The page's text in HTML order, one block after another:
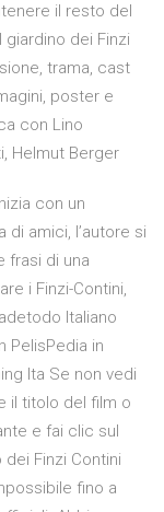
il resto del
giardino dei Finzi
trama, cast
poster e
con Lino
Helmut Berger
con un
amici, l’autore si
frasi di una
i Finzi-Contini,
Italiano
PelisPedia in
Ita Se non vedi
il titolo del film o
e fai clic sul
Finzi Contini
fino a